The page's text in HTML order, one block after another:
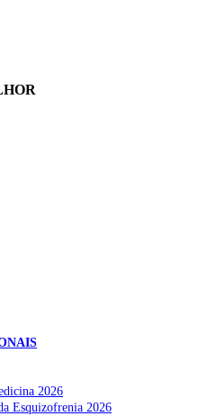
2026
Esquizofrenia 2026